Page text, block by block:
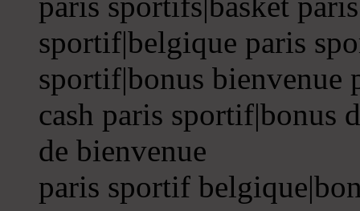
sportif|belgique paris
sportif|bonus bienvenue
cash paris sportif|bonus
de bienvenue
paris sportif